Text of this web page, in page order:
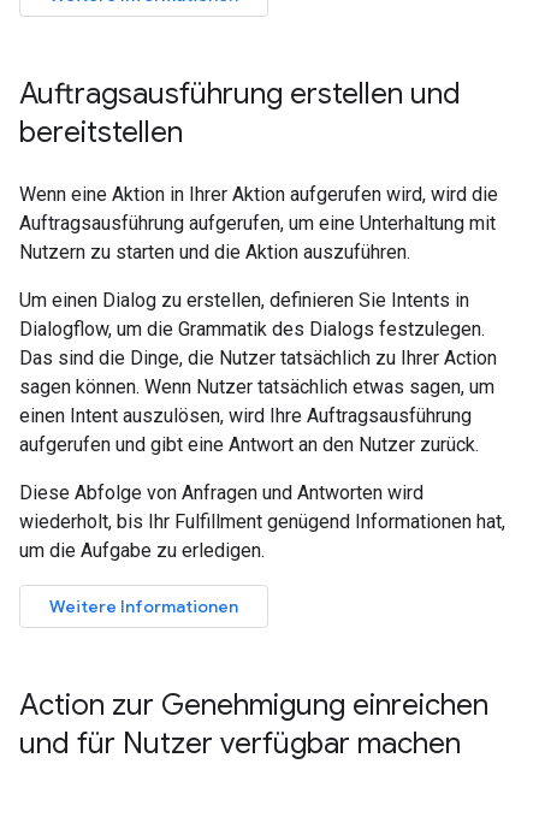
Auftragsausführung erstellen und
bereitstellen
Wenn eine Aktion in Ihrer Aktion aufgerufen wird, wird die
Auftragsausführung aufgerufen, um eine Unterhaltung mit
Nutzern zu starten und die Aktion auszuführen.
Um einen Dialog zu erstellen, definieren Sie Intents in
Dialogflow, um die Grammatik des Dialogs festzulegen.
Das sind die Dinge, die Nutzer tatsächlich zu Ihrer Action
sagen können. Wenn Nutzer tatsächlich etwas sagen, um
einen Intent auszulösen, wird Ihre Auftragsausführung
aufgerufen und gibt eine Antwort an den Nutzer zurück.
Diese Abfolge von Anfragen und Antworten wird
wiederholt, bis Ihr Fulfillment genügend Informationen hat,
um die Aufgabe zu erledigen.
Weitere Informationen
Action zur Genehmigung einreichen
und für Nutzer verfügbar machen